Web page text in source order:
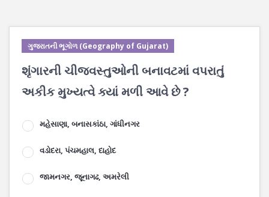
ગુજરાતની ભૂગોળ (Geography of Gujarat)
શૃંગારની ચીજવસ્તુઓની બનાવટમાં વપરાતું
અકીક મુખ્યત્વે ક્યાં મળી આવે છે ?
મહેસાણા, બનાસકાંઠા, ગાંધીનગર
વડોદરા, પંચમહાલ, દાહોદ
જામનગર, જૂનાગઢ, અમરેલી